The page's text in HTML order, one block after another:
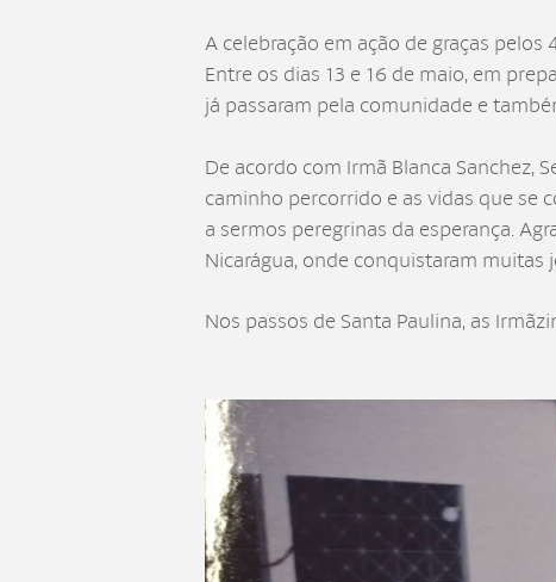
A celebração em ação de graças
Entre os dias 13 e 16 de maio, em
já passaram pela comunidade e
De acordo com Irmã Blanca Sanchez,
caminho percorrido e as vidas que se
a sermos peregrinas da esperança.
Nicarágua, onde conquistaram muitas
Nos passos de Santa Paulina, as